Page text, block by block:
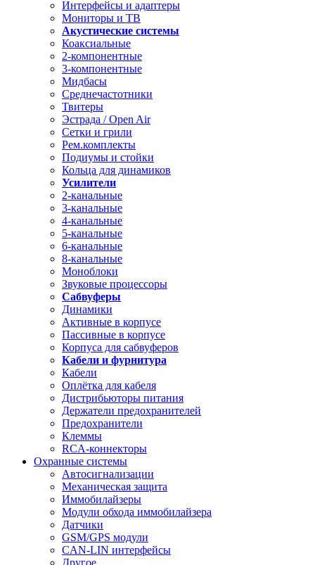
Интерфейсы и адаптеры
Мониторы и ТВ
Акустические системы
Коаксиальные
2-компонентные
3-компонентные
Мидбасы
Среднечастотники
Твитеры
Эстрада / Open Air
Сетки и грили
Рем.комплекты
Подиумы и стойки
Кольца для динамиков
Усилители
2-канальные
3-канальные
4-канальные
5-канальные
6-канальные
8-канальные
Моноблоки
Звуковые процессоры
Сабвуферы
Динамики
Активные в корпусе
Пассивные в корпусе
Корпуса для сабвуферов
Кабели и фурнитура
Кабели
Оплётка для кабеля
Дистрибьюторы питания
Держатели предохранителей
Предохранители
Клеммы
RCA-коннекторы
Охранные системы
Автосигнализации
Механическая защита
Иммобилайзеры
Модули обхода иммобилайзера
Датчики
GSM/GPS модули
CAN-LIN интерфейсы
Другое